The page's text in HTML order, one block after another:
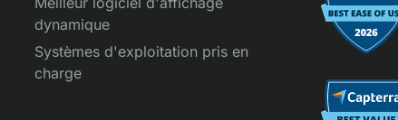
dynamique
Systèmes d'exploitation pris en
charge